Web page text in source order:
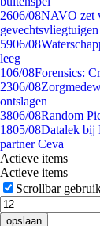
2606/08NAVO zet
5906/08
leeg
106/08Forensics:
2306/08
ontslagen
3806/08Random
1805/08Datalek bij
partner Ceva
Actieve items
Actieve items
Scrollbar
opslaan